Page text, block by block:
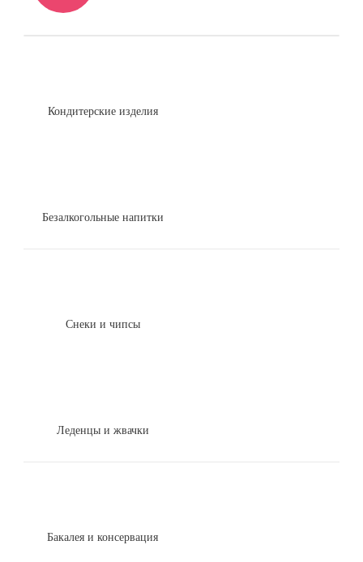
Кондитерские изделия
Безалкогольные напитки
Снеки и чипсы
Леденцы и жвачки
Бакалея и консервация